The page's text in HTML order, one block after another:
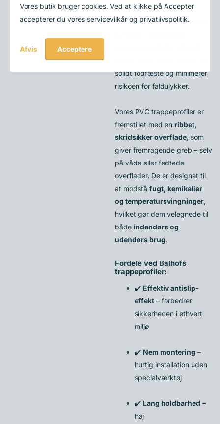
slidstyrke er altafgørende.
Uanset om det er ikøkkener,
solidt fodfæste og minimerer
risikoen for faldulykker.
Vores PVC trappeprofiler er
fremstillet med en ribbet,
skridsikker overflade, som
giver fremragende greb – selv
på våde eller fedtede
overflader. De er designet til
at modstå fugt, kemikalier
og temperatursvingninger,
hvilket gør dem velegnede til
både indendørs og
udendørs brug.
Fordele ved Balhofs
trappeprofiler:
✔️ Effektiv antislip-
effekt – forbedrer
sikkerheden i ethvert
miljø
✔️ Nem montering –
hurtig installation uden
specialværktøj
✔️ Lang holdbarhed –
høj
Vores butik bruger cookies. Ved at klikke på Accepter
accepterer du vores servicevilkår og privatlivspolitik.
Afvis Acceptere